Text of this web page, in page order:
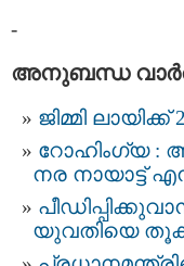
-
അനുബന്ധ
ജിമ്മി
റോഹിംഗ്യ :
നര നായാട്ട്
യുവതിയെ